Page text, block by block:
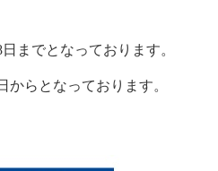
までとなっております。
からとなっております。